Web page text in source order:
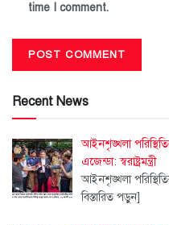
time I comment.
Recent News
আইনশৃঙ্খলা
এজেন্ডা: স্বরাষ্ট্রমন্ত্রী
আইনশৃঙ্খলা
বিস্তারিত পড়ুন]